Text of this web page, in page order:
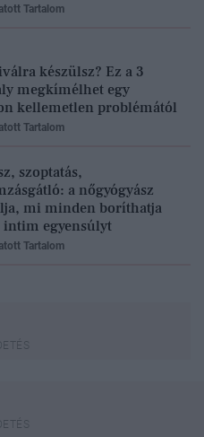
Tartalom
készülsz? Ez a 3
megkímélhet egy
kellemetlen problémától
Tartalom
szoptatás,
a nőgyógyász
mi minden boríthatja
intim egyensúlyt
Tartalom